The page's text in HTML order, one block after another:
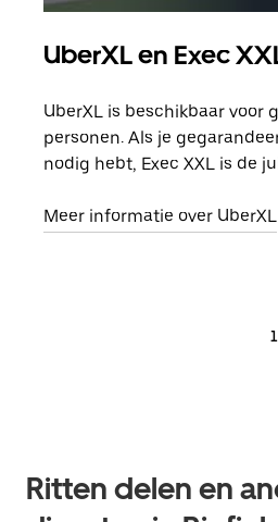
UberXL en Exec
UberXL is beschikbaar voor
personen. Als je
nodig hebt, Exec XXL is de
Meer informatie over UberXL
Ritten delen en